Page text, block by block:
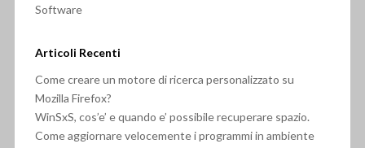
Software
Articoli Recenti
Come creare un motore di ricerca personalizzato su
Mozilla Firefox?
WinSxS, cos’e’ e quando e’ possibile recuperare spazio.
Come aggiornare velocemente i programmi in ambiente